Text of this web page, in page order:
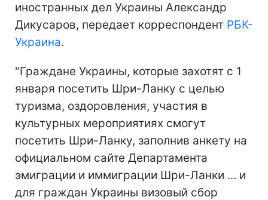
иностранных дел Украины Александр
Дикусаров, передает корреспондент РБК-
Украина.
"Граждане Украины, которые захотят с 1
января посетить Шри-Ланку с целью
туризма, оздоровления, участия в
культурных мероприятиях смогут
посетить Шри-Ланку, заполнив анкету на
официальном сайте Департамента
эмиграции и иммиграции Шри-Ланки ... и
для граждан Украины визовый сбор